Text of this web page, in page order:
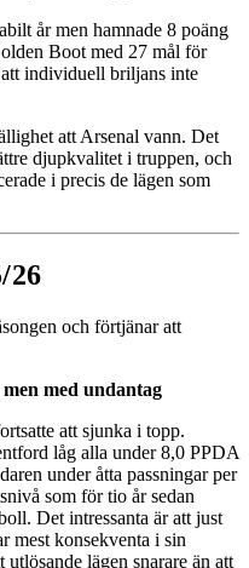
år men hamnade 8 poäng
Boot med 27 mål för
individuell briljans inte
att Arsenal vann. Det
djupkvalitet i truppen, och
i precis de lägen som
26
och förtjänar att
med undantag
att sjunka i topp.
låg alla under 8,0 PPDA
under åtta passningar per
som för tio år sedan
Det intressanta är att just
mest konsekventa i sin
lägen snarare än att